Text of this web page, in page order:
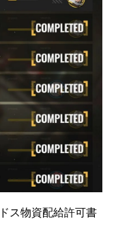
ス物資配給許可書